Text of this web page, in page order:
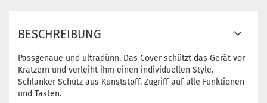
BESCHREIBUNG
Passgenaue und ultradünn. Das Cover schützt das Gerät vor
Kratzern und verleiht ihm einen individuellen Style.
Schlanker Schutz aus Kunststoff. Zugriff auf alle Funktionen
und Tasten.